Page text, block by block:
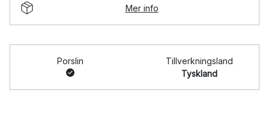
Mer info
Porslin
Tillverkningsland
Tyskland